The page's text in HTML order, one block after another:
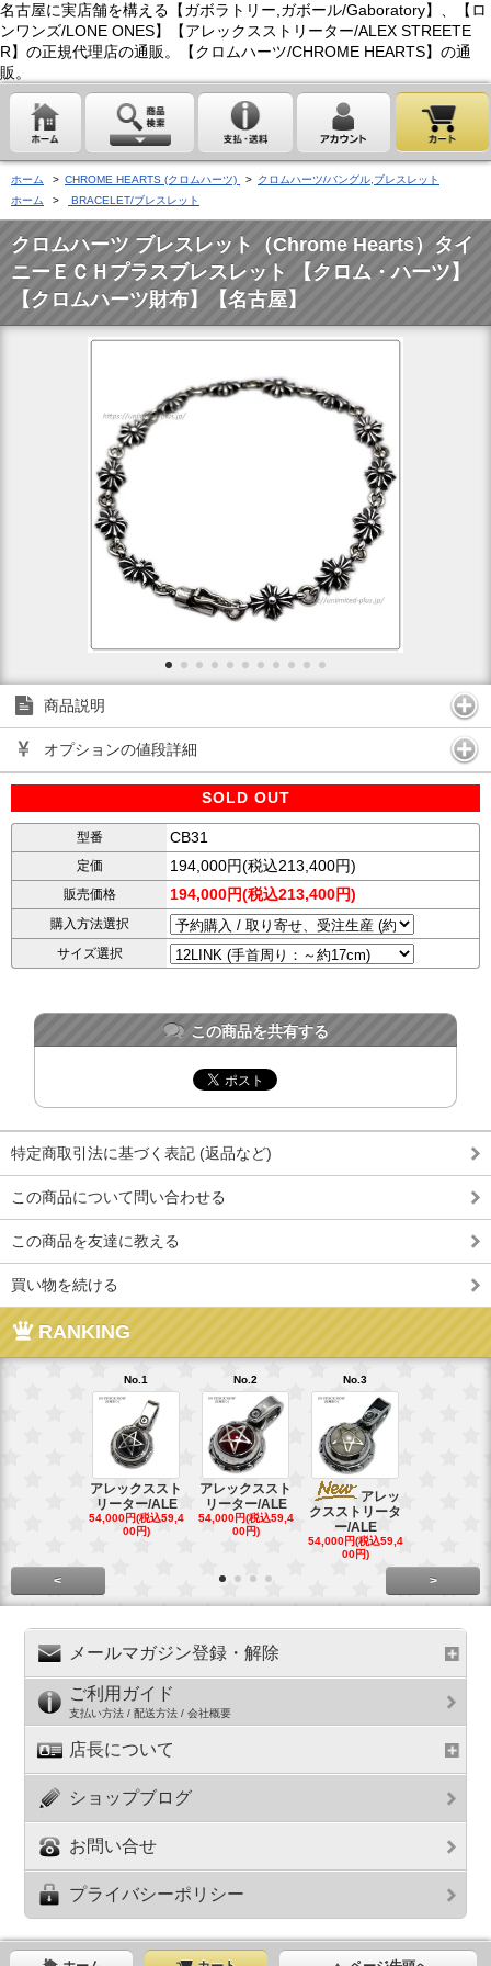
名古屋に実店舗を構える【ガボラトリー,ガボール/Gaboratory】、【ロ
ンワンズ/LONE ONES】【アレックスストリーター/ALEX STREETE
R】の正規代理店の通販。【クロムハーツ/CHROME HEARTS】の通
販。
ホーム > CHROME HEARTS (クロムハーツ) > クロムハーツ/バングル,ブレスレット
ホーム
> BRACELET/ブレスレット
クロムハーツ ブレスレット（Chrome Hearts）タイ
ニーＥＣＨプラスブレスレット 【クロム・ハーツ】
【クロムハーツ財布】【名古屋】
商品説明
オプションの値段詳細
SOLD OUT
型番 CB31
定価 194,000円(税込213,400円)
販売価格 194,000円(税込213,400円)
購入方法選択
サイズ選択
この商品を共有する
特定商取引法に基づく表記 (返品など)
この商品について問い合わせる
この商品を友達に教える
買い物を続ける
RANKING
No.1
アレックススト
リーター/ALE
54,000円(税込59,4
00円)
No.2
アレックススト
リーター/ALE
54,000円(税込59,4
00円)
No.3
アレッ
クスストリータ
ー/ALE
54,000円(税込59,4
00円)
< >
メールマガジン登録・解除
ご利用ガイド
支払い方法 / 配送方法 / 会社概要
店長について
ショップブログ
お問い合せ
プライバシーポリシー